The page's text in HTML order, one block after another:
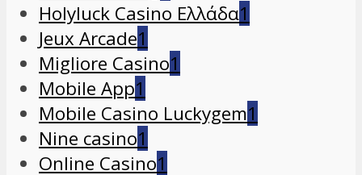
Holyluck Casino Ελλάδα1
Jeux Arcade1
Migliore Casino1
Mobile App1
Mobile Casino Luckygem1
Nine casino1
Online Casino1